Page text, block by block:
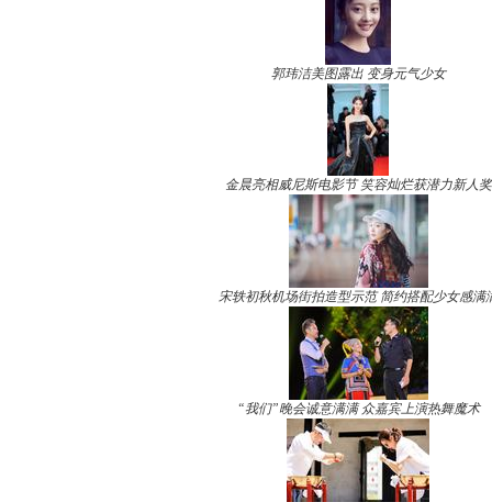
郭玮洁美图露出 变身元气少女
金晨亮相威尼斯电影节 笑容灿烂获潜力新人奖
宋轶初秋机场街拍造型示范 简约搭配少女感满
“我们”晚会诚意满满 众嘉宾上演热舞魔术